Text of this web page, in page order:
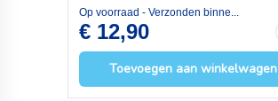
Op voorraad - Verzonden binne...
€ 12,90
Toevoegen aan winkelwagen